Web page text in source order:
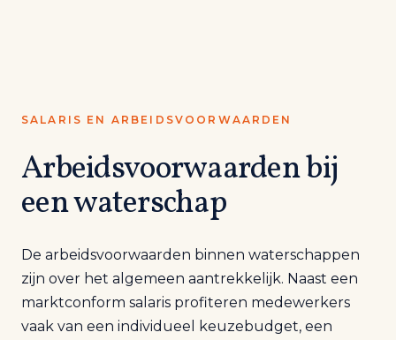
SALARIS EN ARBEIDSVOORWAARDEN
Arbeidsvoorwaarden bij
een waterschap
De arbeidsvoorwaarden binnen waterschappen
zijn over het algemeen aantrekkelijk. Naast een
marktconform salaris profiteren medewerkers
vaak van een individueel keuzebudget, een